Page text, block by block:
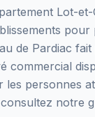
Lot-
pour
de Pardiac fait
commercial
les personnes
notre